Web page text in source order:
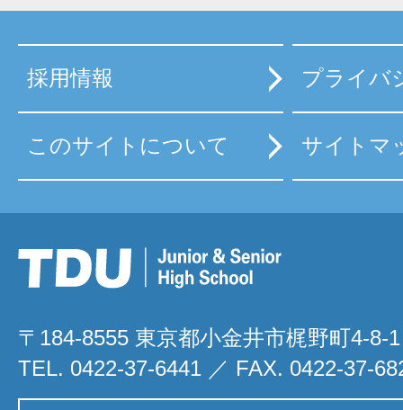
採用情報 プライバ
このサイトについて サイトマ
〒184-8555 東京都小金井市梶野町4-8-1
TEL. 0422-37-6441 ／ FAX. 0422-37-